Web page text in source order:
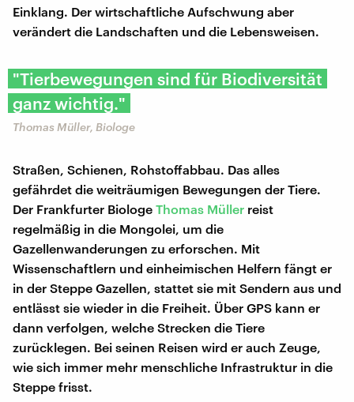
Einklang. Der wirtschaftliche Aufschwung aber
verändert die Landschaften und die Lebensweisen.
"Tierbewegungen sind für Biodiversität
ganz wichtig."
Thomas Müller, Biologe
Straßen, Schienen, Rohstoffabbau. Das alles
gefährdet die weiträumigen Bewegungen der Tiere.
Der Frankfurter Biologe Thomas Müller reist
regelmäßig in die Mongolei, um die
Gazellenwanderungen zu erforschen. Mit
Wissenschaftlern und einheimischen Helfern fängt er
in der Steppe Gazellen, stattet sie mit Sendern aus und
entlässt sie wieder in die Freiheit. Über GPS kann er
dann verfolgen, welche Strecken die Tiere
zurücklegen. Bei seinen Reisen wird er auch Zeuge,
wie sich immer mehr menschliche Infrastruktur in die
Steppe frisst.